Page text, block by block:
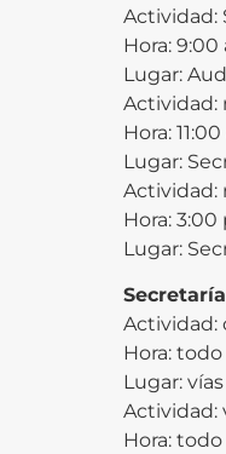
Actividad:
Hora: 9:00
Lugar:
Actividad:
Hora:
Lugar:
Actividad:
Hora: 3:00
Lugar:
Actividad:
Hora: todo
Lugar:
Actividad:
Hora: todo